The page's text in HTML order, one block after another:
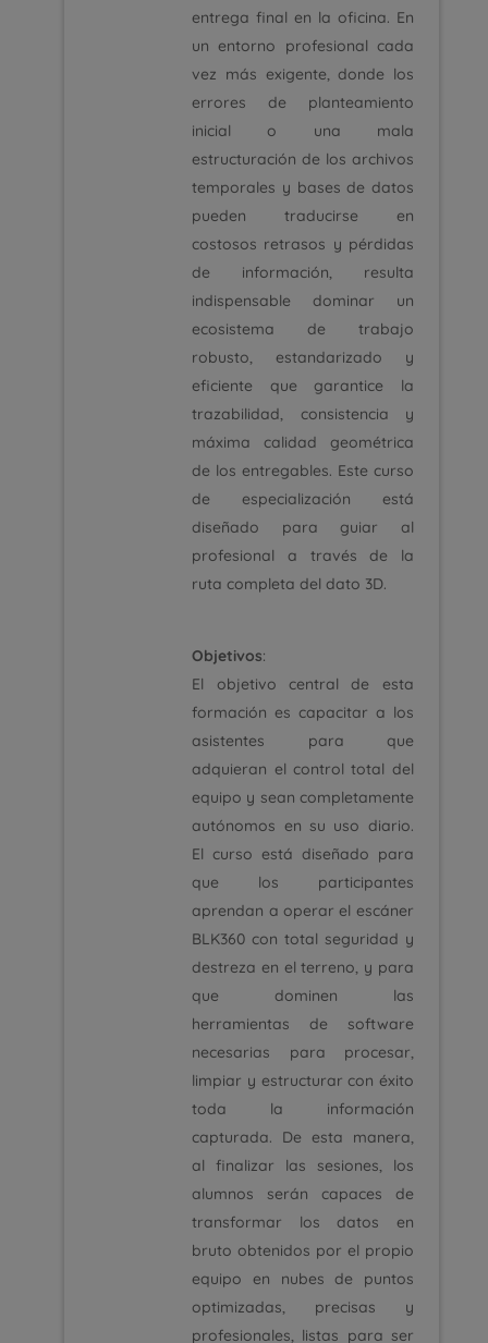
entrega final en la oficina. En
un entorno profesional cada
vez más exigente, donde los
errores de planteamiento
inicial o una mala
estructuración de los archivos
temporales y bases de datos
pueden traducirse en
costosos retrasos y pérdidas
de información, resulta
indispensable dominar un
ecosistema de trabajo
robusto, estandarizado y
eficiente que garantice la
trazabilidad, consistencia y
máxima calidad geométrica
de los entregables. Este curso
de especialización está
diseñado para guiar al
profesional a través de la
ruta completa del dato 3D.
Objetivos:
El objetivo central de esta
formación es capacitar a los
asistentes para que
adquieran el control total del
equipo y sean completamente
autónomos en su uso diario.
El curso está diseñado para
que los participantes
aprendan a operar el escáner
BLK360 con total seguridad y
destreza en el terreno, y para
que dominen las
herramientas de software
necesarias para procesar,
limpiar y estructurar con éxito
toda la información
capturada. De esta manera,
al finalizar las sesiones, los
alumnos serán capaces de
transformar los datos en
bruto obtenidos por el propio
equipo en nubes de puntos
optimizadas, precisas y
profesionales, listas para ser